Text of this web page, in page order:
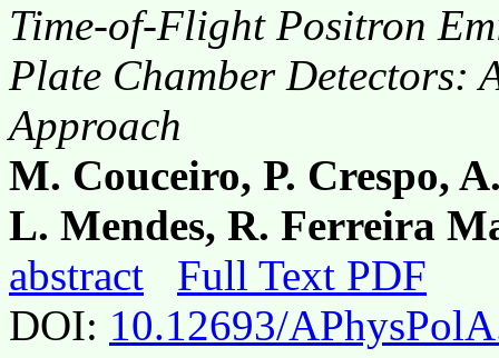
Time-of-Flight Positron
Plate Chamber Detectors:
Approach
M. Couceiro, P. Crespo,
L. Mendes, R. Ferreira
abstract
Full Text PDF
DOI: 10.12693/